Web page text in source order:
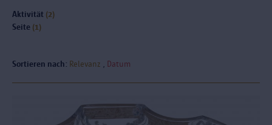
Aktivität (2)
Seite (1)
Sortieren nach: Relevanz Datum